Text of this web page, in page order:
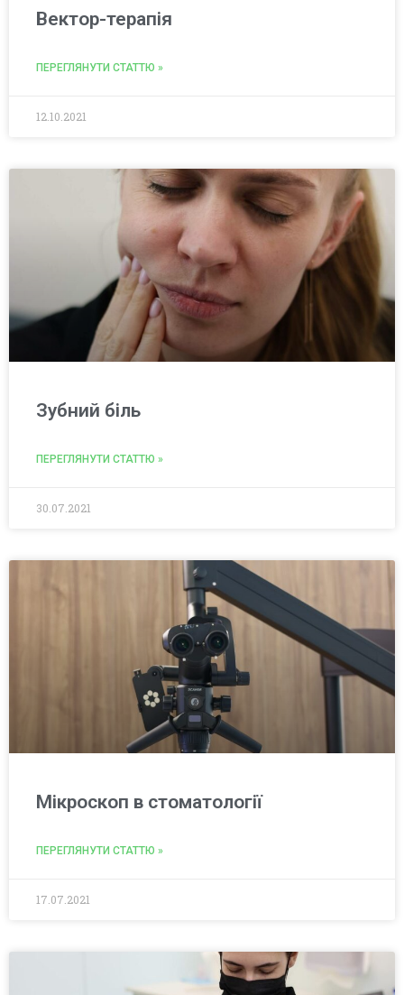
Вектор-терапія
ПЕРЕГЛЯНУТИ СТАТТЮ »
12.10.2021
Зубний біль
ПЕРЕГЛЯНУТИ СТАТТЮ »
30.07.2021
Мікроскоп в стоматології
ПЕРЕГЛЯНУТИ СТАТТЮ »
17.07.2021